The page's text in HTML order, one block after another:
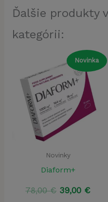
Ďalšie produkty
kategórii:
Novinka
Novinky
Diaform+
78,00€ Pôvodná
39,00 €